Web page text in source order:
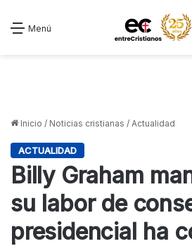
Menú
Inicio / Noticias cristianas / Actualidad
ACTUALIDAD
Billy Graham
su labor de
presidencial ha